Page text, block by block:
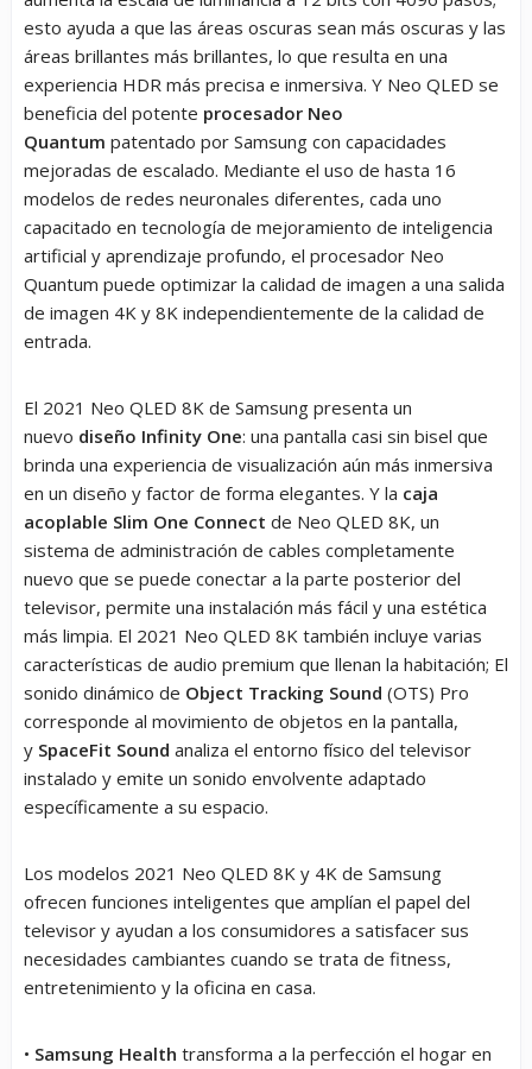
esto ayuda a que las áreas oscuras sean más oscuras y las
áreas brillantes más brillantes, lo que resulta en una
experiencia HDR más precisa e inmersiva. Y Neo QLED se
beneficia del potente procesador Neo
Quantum patentado por Samsung con capacidades
mejoradas de escalado. Mediante el uso de hasta 16
modelos de redes neuronales diferentes, cada uno
capacitado en tecnología de mejoramiento de inteligencia
artificial y aprendizaje profundo, el procesador Neo
Quantum puede optimizar la calidad de imagen a una salida
de imagen 4K y 8K independientemente de la calidad de
entrada.
El 2021 Neo QLED 8K de Samsung presenta un
nuevo diseño Infinity One: una pantalla casi sin bisel que
brinda una experiencia de visualización aún más inmersiva
en un diseño y factor de forma elegantes. Y la caja
acoplable Slim One Connect de Neo QLED 8K, un
sistema de administración de cables completamente
nuevo que se puede conectar a la parte posterior del
televisor, permite una instalación más fácil y una estética
más limpia. El 2021 Neo QLED 8K también incluye varias
características de audio premium que llenan la habitación; El
sonido dinámico de Object Tracking Sound (OTS) Pro
corresponde al movimiento de objetos en la pantalla,
y SpaceFit Sound analiza el entorno físico del televisor
instalado y emite un sonido envolvente adaptado
específicamente a su espacio.
Los modelos 2021 Neo QLED 8K y 4K de Samsung
ofrecen funciones inteligentes que amplían el papel del
televisor y ayudan a los consumidores a satisfacer sus
necesidades cambiantes cuando se trata de fitness,
entretenimiento y la oficina en casa.
• Samsung Health transforma a la perfección el hogar en